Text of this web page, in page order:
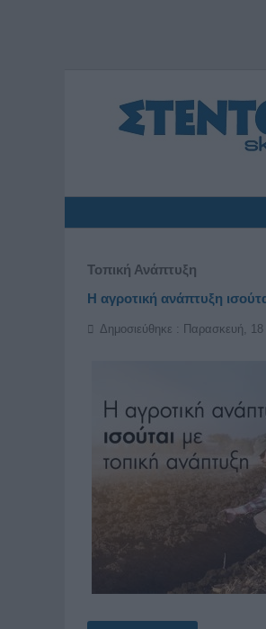
Τοπική Ανάπτυξη
H αγροτική ανάπτυξη
Δημοσιεύθηκε : Παρασκευή,